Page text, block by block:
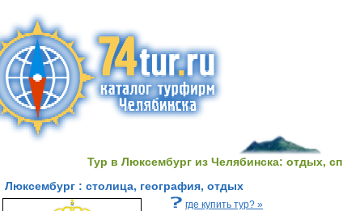
Тур в Люксембург из Челябинска: отдых,
Люксембург : столица, география, отдых
где купить тур? »